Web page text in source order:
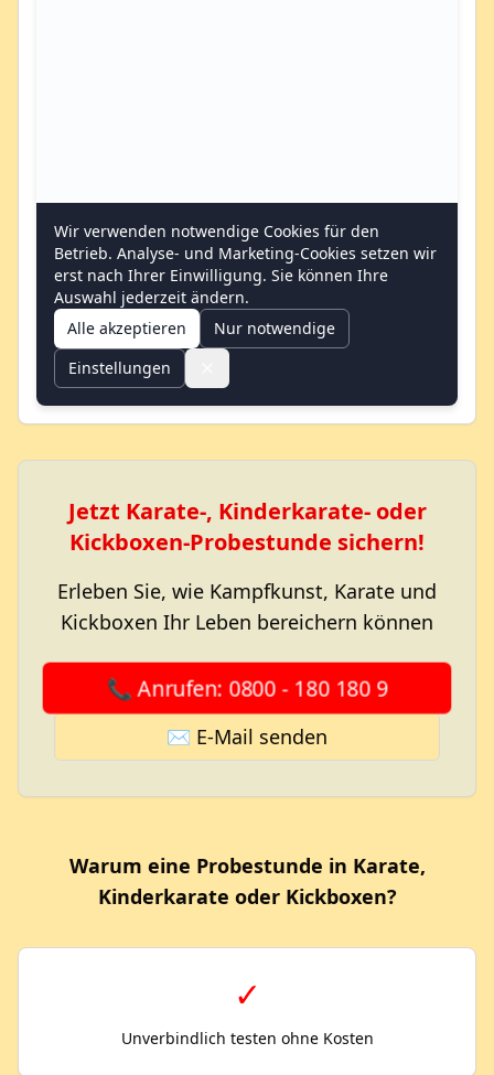
Jetzt Karate-, Kinderkarate- oder
Kickboxen-Probestunde sichern!
Erleben Sie, wie Kampfkunst, Karate und
Kickboxen Ihr Leben bereichern können
📞 Anrufen: 0800 - 180 180 9
✉️ E-Mail senden
Warum eine Probestunde in Karate,
Kinderkarate oder Kickboxen?
✓
Unverbindlich testen ohne Kosten